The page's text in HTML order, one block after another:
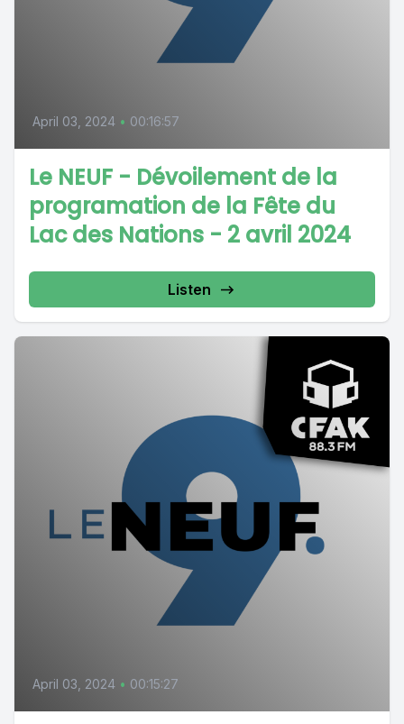
April 03, 2024 • 00:16:57
Le NEUF - Dévoilement de la
programation de la Fête du
Lac des Nations - 2 avril 2024
Listen
April 03, 2024 • 00:15:27